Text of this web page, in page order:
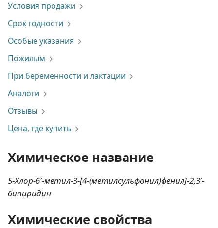
Условия продажи
Срок годности
Особые указания
Пожилым
При беременности и лактации
Аналоги
Отзывы
Цена, где купить
Химическое название
5-Хлор-6′-метил-3-[4-(метилсульфонил)фенил]-2,3′-
бипиридин
Химические свойства